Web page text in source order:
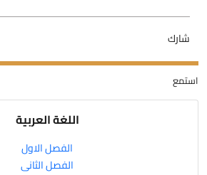
شارك
استمع
اللغة العربية
الفصل الاول
الفصل الثانى